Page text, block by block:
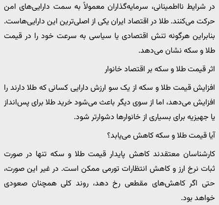
در شرایط نااطمینانی، سرمایه‌گذاران معمولاً به سمت دارایی‌های امن
حرکت می‌کنند. طلا در اقتصاد ایران یکی از اصلی‌ترین این دارایی‌هاست.
بنابراین هرگونه تنش اقتصادی یا سیاسی به سرعت خود را در قیمت
طلا و سکه نشان می‌دهد.
اثر قیمت طلا و سکه بر اقتصاد خانوار
افزایش قیمت طلا و سکه از یک سو ارزش دارایی کسانی که طلا دارند را
افزایش می‌دهد، اما از سوی دیگر باعث می‌شود خرید طلا برای پس‌انداز
یا جهیزیه برای بسیاری از خانوارها دشوارتر شود.
آیا قیمت طلا و سکه کاهش می‌یابد؟
کارشناسان معتقدند کاهش پایدار قیمت طلا و سکه تنها در صورت
ثبات نرخ ارز و کاهش انتظارات تورمی ممکن است. در غیر این صورت،
حتی اگر کاهش‌های مقطعی رخ دهد، روند کلی همچنان صعودی
خواهد بود.